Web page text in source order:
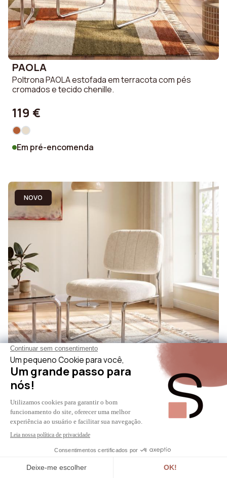
PAOLA
Poltrona PAOLA estofada em terracota com pés
cromados e tecido chenille.
119 €
Em pré-encomenda
NOVO
PAOLA
Poltrona estofada bege com pés cromados e tecido
chenille PAOLA